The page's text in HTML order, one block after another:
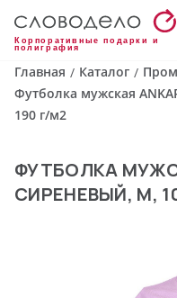
Корпоративные подарки и
полиграфия
Главная / Каталог /
Футболка мужская
190 г/м2
ФУТБОЛКА
СИРЕНЕВЫЙ, M,